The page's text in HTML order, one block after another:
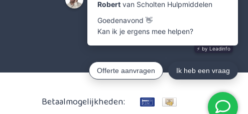
Betaalmogelijkheden: